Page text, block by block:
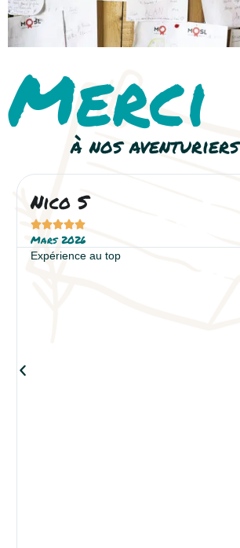
Merci
à nos aventuriers
Nico S

Mars 2026
Expérience au top